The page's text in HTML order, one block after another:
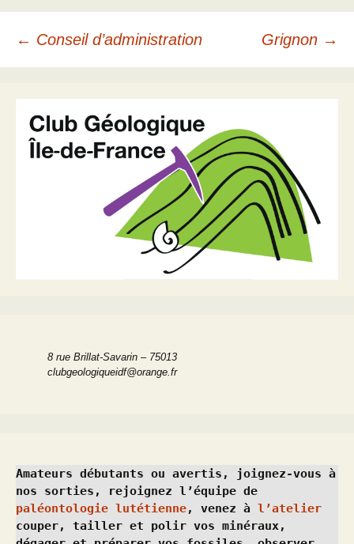
Navigation
des
articles
← Conseil d’administration Grignon →
8 rue Brillat-Savarin – 75013
clubgeologiqueidf@orange.fr
Amateurs débutants ou avertis, joignez-vous à
paléontologie lutétienne, venez à l’atelier
couper, tailler et polir vos minéraux,